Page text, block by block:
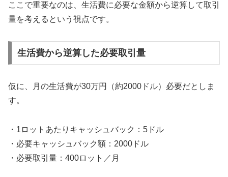
ここで重要なのは、生活費に必要な金額から逆算して取引
量を考えるという視点です。
生活費から逆算した必要取引量
仮に、月の生活費が30万円（約2000ドル）必要だとしま
す。
・1ロットあたりキャッシュバック：5ドル
・必要キャッシュバック額：2000ドル
・必要取引量：400ロット／月